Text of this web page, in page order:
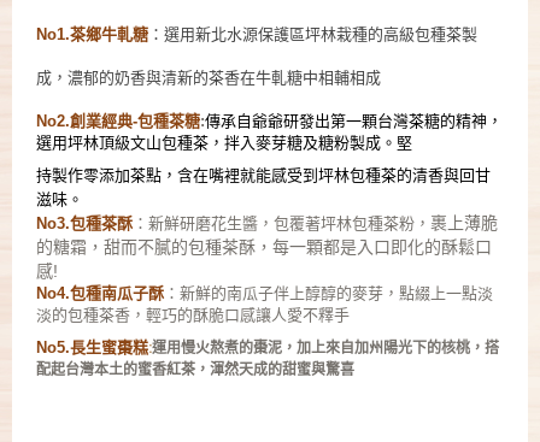
No1.茶鄉牛軋糖 ：選用新北水源保護區坪林栽種的高級包種茶製
成，濃郁的奶香與清新的茶香在牛軋糖中相輔相成
No2.創業經典-包種茶糖:傳承自爺爺研發出第一顆台灣茶糖的精神，
選用坪林頂級文山包種茶，拌入麥芽糖及糖粉製成。堅
持製作零添加茶點，含在嘴裡就能感受到坪林包種茶的清香與回甘
滋味。
No3.包種茶酥 ：新鮮研磨花生醬，包覆著坪林包種茶粉， 裹上薄脆
的糖霜，甜而不膩的包種茶酥，每一顆都是入口即化的酥鬆口
感!
No4.包種南瓜子酥 ：新鮮的南瓜子伴上醇醇的麥芽，點綴上一點淡
淡的包種茶香，輕巧的酥脆口感讓人愛不釋手
No5.長生蜜棗糕:運用慢火熬煮的棗泥，加上來自加州陽光下的核桃，搭
配起台灣本土的蜜香紅茶，渾然天成的甜蜜與驚喜